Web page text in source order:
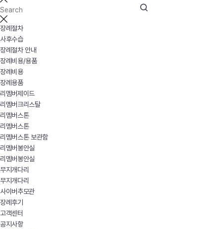
장례절차
사후수습
장례절차 안내
장례비용/용품
장례비용
장례용품
리멤버제이드
리멤버크리스탈
리멤버스톤
리멤버스톤
리멤버스톤 보관함
리멤버봉안실
리멤버봉안실
무지개다리
무지개다리
사이버추모관
장례후기
고객센터
공지사항